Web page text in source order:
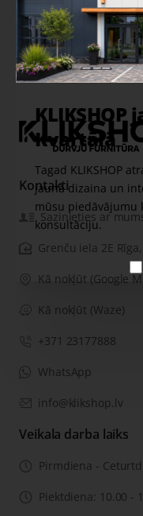
KLIKSHOP
Kvartālā
Tagad KLIKSHOP
jaunā dizaina un
mūsu piedāvājumu
konsultāciju.
Kontakti
Sazinieties ar
Grenču iela 2E
Kā nokļūt (Google
Kā nokļūt (Waze)
+371 23177888
WhatsApp
info@klikshop.lv
Veikala darba laiks
Pirmdiena -
Piektdiena: 10.00 -